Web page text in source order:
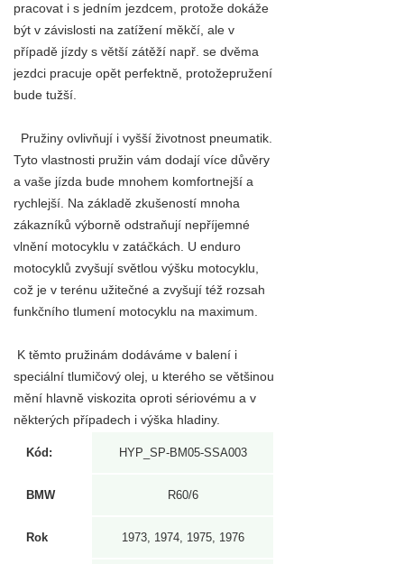
pracovat i s jedním jezdcem, protože dokáže
být v závislosti na zatížení měkčí, ale v
případě jízdy s větší zátěží např. se dvěma
jezdci pracuje opět perfektně, protožepružení
bude tužší.
Pružiny ovlivňují i vyšší životnost pneumatik.
Tyto vlastnosti pružin vám dodají více důvěry
a vaše jízda bude mnohem komfortnejší a
rychlejší. Na základě zkušeností mnoha
zákazníků výborně odstraňují nepříjemné
vlnění motocyklu v zatáčkách. U enduro
motocyklů zvyšují světlou výšku motocyklu,
což je v terénu užitečné a zvyšují též rozsah
funkčního tlumení motocyklu na maximum.
K těmto pružinám dodáváme v balení i
speciální tlumičový olej, u kterého se většinou
mění hlavně viskozita oproti sériovému a v
některých případech i výška hladiny.
Kód: HYP_SP-BM05-SSA003
BMW R60/6
Rok 1973, 1974, 1975, 1976